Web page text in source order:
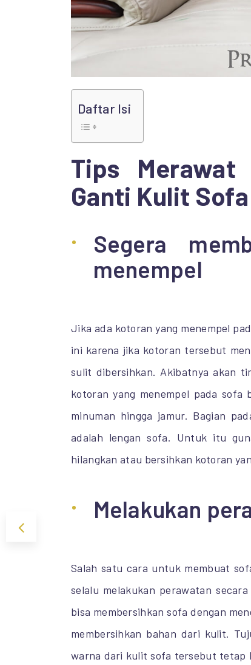
Daftar Isi
Tips
Ganti Kulit
Segera
menempel
Jika ada kotoran yang menempel
ini karena jika kotoran tersebut
sulit dibersihkan. Akibatnya akan
kotoran yang menempel pada
minuman hingga jamur. Bagian
adalah lengan sofa. Untuk itu
hilangkan atau bersihkan kotoran
Melakukan
Salah satu cara untuk membuat
selalu melakukan perawatan
bisa membersihkan sofa dengan
membersihkan bahan dari kulit.
warna dari kulit sofa tersebut tetap